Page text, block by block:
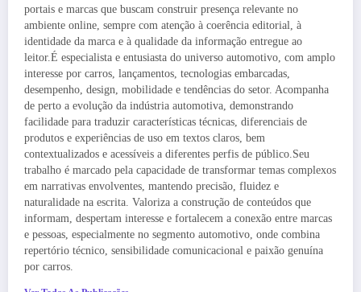
portais e marcas que buscam construir presença relevante no
ambiente online, sempre com atenção à coerência editorial, à
identidade da marca e à qualidade da informação entregue ao
leitor.É especialista e entusiasta do universo automotivo, com amplo
interesse por carros, lançamentos, tecnologias embarcadas,
desempenho, design, mobilidade e tendências do setor. Acompanha
de perto a evolução da indústria automotiva, demonstrando
facilidade para traduzir características técnicas, diferenciais de
produtos e experiências de uso em textos claros, bem
contextualizados e acessíveis a diferentes perfis de público.Seu
trabalho é marcado pela capacidade de transformar temas complexos
em narrativas envolventes, mantendo precisão, fluidez e
naturalidade na escrita. Valoriza a construção de conteúdos que
informam, despertam interesse e fortalecem a conexão entre marcas
e pessoas, especialmente no segmento automotivo, onde combina
repertório técnico, sensibilidade comunicacional e paixão genuína
por carros.